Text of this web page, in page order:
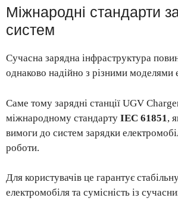
Міжнародні стандарти
систем
Сучасна зарядна інфраструктура
однаково надійно з різними моделями
Саме тому зарядні станції UGV
міжнародному стандарту IEC 61851 ,
вимоги до систем зарядки
роботи.
Для користувачів це гарантує
електромобіля та сумісність із